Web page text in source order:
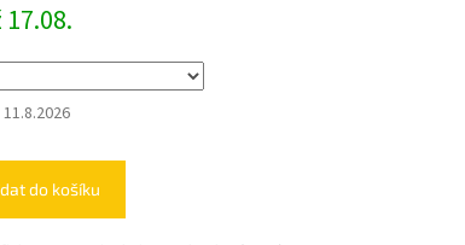
11.8.2026
do košíku